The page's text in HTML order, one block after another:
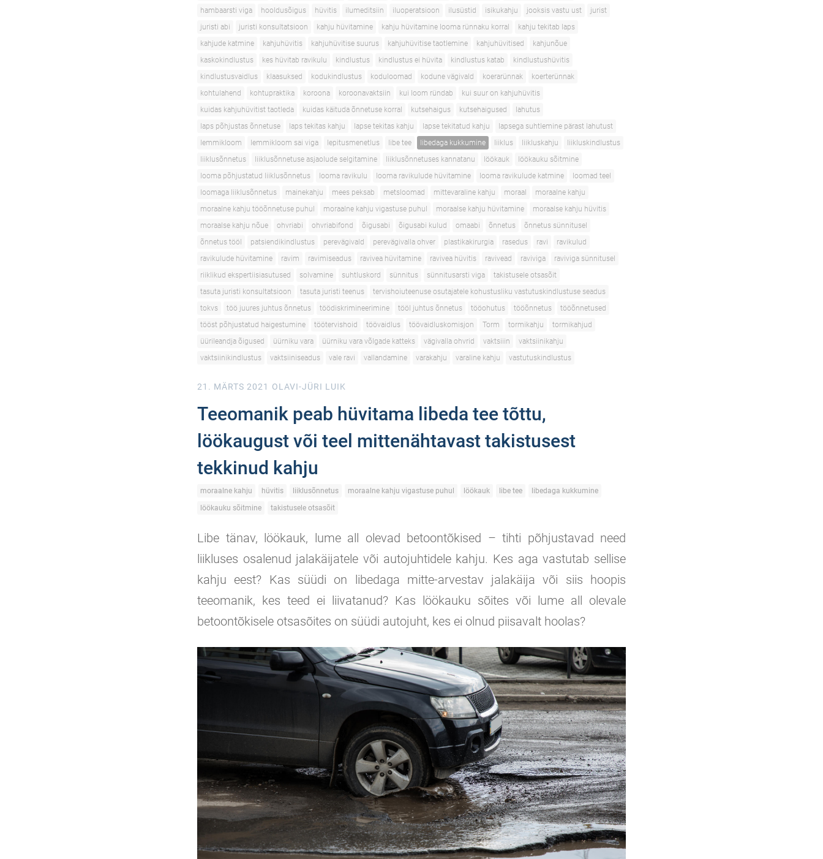
hambaarsti viga
hooldusõigus hüvitis ilumeditsiin iluoperatsioon ilusüstid isikukahju jooksis vastu ust
jurist
juristi abi
juristi konsultatsioon kahju hüvitamine kahju hüvitamine looma rünnaku korral
kahju tekitab laps
kahjude katmine
kahjuhüvitis kahjuhüvitise suurus kahjuhüvitise taotlemine kahjuhüvitised
kahjunõue
kaskokindlustus
kes hüvitab ravikulu kindlustus kindlustus ei hüvita kindlustus katab
kindlustushüvitis
kindlustusvaidlus
klaasuksed kodukindlustus koduloomad kodune vägivald koerarünnak
koerterünnak
kohtulahend
kohtupraktika koroona koroonavaktsiin kui loom ründab
kui suur on kahjuhüvitis
kuidas kahjuhüvitist taotleda
kuidas käituda õnnetuse korral kutsehaigus kutsehaigused
lahutus
laps põhjustas õnnetuse
laps tekitas kahju lapse tekitas kahju lapse tekitatud kahju
lapsega suhtlemine pärast lahutust
lemmikloom
lemmikloom sai viga lepitusmenetlus libe tee libedaga kukkumine liiklus liikluskahju
liikluskindlustus
liiklusõnnetus
liiklusõnnetuse asjaolude selgitamine liiklusõnnetuses kannatanu löökauk
löökauku sõitmine
looma põhjustatud liiklusõnnetus
looma ravikulu looma ravikulude hüvitamine looma ravikulude katmine
loomad teel
loomaga liiklusõnnetus
mainekahju mees peksab metsloomad mittevaraline kahju moraal
moraalne kahju
moraalne kahju tööõnnetuse puhul
moraalne kahju vigastuse puhul moraalse kahju hüvitamine
moraalse kahju hüvitis
moraalse kahju nõue
ohvriabi ohvriabifond õigusabi õigusabi kulud omaabi õnnetus
õnnetus sünnitusel
õnnetus tööl
patsiendikindlustus perevägivald perevägivalla ohver plastikakirurgia rasedus ravi
ravikulud
ravikulude hüvitamine
ravim ravimiseadus ravivea hüvitamine ravivea hüvitis ravivead raviviga
raviviga sünnitusel
riiklikud ekspertiisiasutused
solvamine suhtluskord sünnitus sünnitusarsti viga
takistusele otsasõit
tasuta juristi konsultatsioon
tasuta juristi teenus
tervishoiuteenuse osutajatele kohustusliku vastutuskindlustuse seadus
tokvs
töö juures juhtus õnnetus töödiskrimineerimine tööl juhtus õnnetus tööohutus tööõnnetus
tööõnnetused
tööst põhjustatud haigestumine
töötervishoid töövaidlus töövaidluskomisjon Torm tormikahju
tormikahjud
üürileandja õigused
üürniku vara üürniku vara võlgade katteks vägivalla ohvrid vaktsiiin
vaktsiinikahju
vaktsiinikindlustus
vaktsiiniseadus vale ravi vallandamine varakahju varaline kahju vastutuskindlustus
21. MÄRTS 2021 OLAVI-JÜRI LUIK
Teeomanik peab hüvitama libeda tee tõttu,
löökaugust või teel mittenähtavast takistusest
tekkinud kahju
moraalne kahju hüvitis liiklusõnnetus moraalne kahju vigastuse puhul löökauk libe tee
libedaga kukkumine
löökauku sõitmine
takistusele otsasõit
Libe tänav, löökauk, lume all olevad betoontõkised – tihti põhjustavad need
liikluses osalenud jalakäijatele või autojuhtidele kahju. Kes aga vastutab sellise
kahju eest? Kas süüdi on libedaga mitte-arvestav jalakäija või siis hoopis
teeomanik, kes teed ei liivatanud? Kas löökauku sõites või lume all olevale
betoontõkisele otsasõites on süüdi autojuht, kes ei olnud piisavalt hoolas?